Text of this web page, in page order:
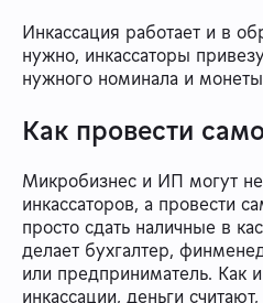
Инкассация работает и в
нужно, инкассаторы
нужного номинала и
Как провести
Микробизнес и ИП могут не
инкассаторов, а провести
просто сдать наличные в
делает бухгалтер,
или предприниматель. Как
инкассации, деньги